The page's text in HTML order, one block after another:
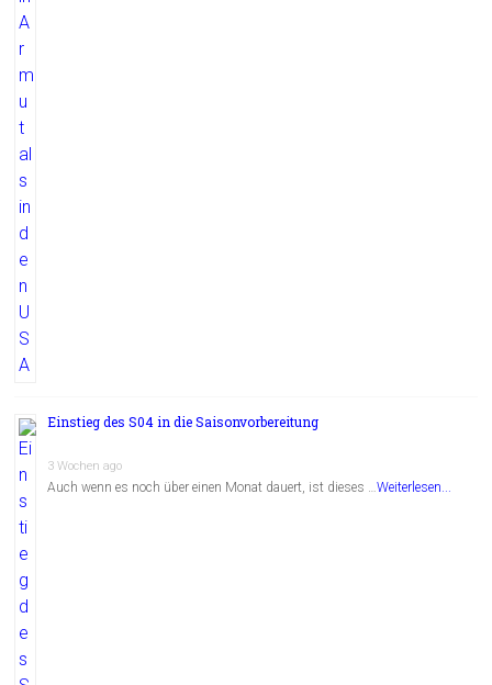
Einstieg des S04 in die Saisonvorbereitung
3 Wochen ago
Auch wenn es noch über einen Monat dauert, ist dieses …Weiterlesen...